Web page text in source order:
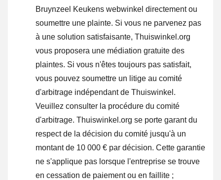
Bruynzeel Keukens webwinkel directement ou
soumettre une plainte. Si vous ne parvenez pas
à une solution satisfaisante, Thuiswinkel.org
vous proposera une médiation gratuite des
plaintes. Si vous n'êtes toujours pas satisfait,
vous pouvez soumettre un litige au comité
d'arbitrage indépendant de Thuiswinkel.
Veuillez consulter la procédure du comité
d'arbitrage. Thuiswinkel.org se porte garant du
respect de la décision du comité jusqu'à un
montant de 10 000 € par décision. Cette garantie
ne s'applique pas lorsque l'entreprise se trouve
en cessation de paiement ou en faillite ;